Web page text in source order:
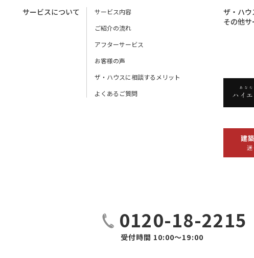
サービスについて
サービス内容
ご紹介の流れ
アフターサービス
お客様の声
ザ・ハウスに相談するメリット
よくあるご質問
ザ・ハウ
その他サ
0120-18-2215
受付時間 10:00～19:00